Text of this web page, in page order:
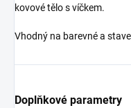
kovové tělo s víčkem.
Vhodný na barevné a
Doplňkové parametry